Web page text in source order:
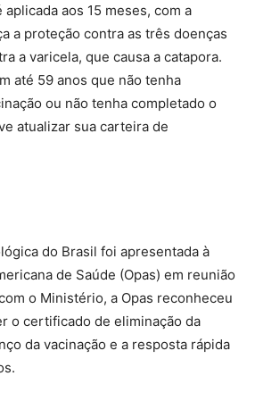
aos 15 meses, com a
a proteção contra as três doenças
a varicela, que causa a catapora.
até 59 anos que não tenha
ou não tenha completado o
atualizar sua carteira de
do Brasil foi apresentada à
de Saúde (Opas) em reunião
o Ministério, a Opas reconheceu
o certificado de eliminação da
da vacinação e a resposta rápida